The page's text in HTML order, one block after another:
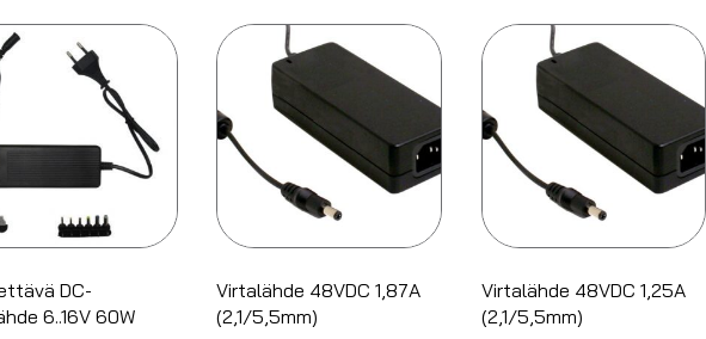
DC-
6..16V 60W
Virtalähde 48VDC 1,87A
(2,1/5,5mm)
Virtalähde 48VDC 1,25A
(2,1/5,5mm)